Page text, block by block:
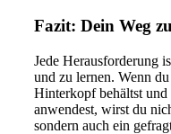
Fazit: Dein Weg
Jede Herausforderung
und zu lernen. Wenn
Hinterkopf behältst und
anwendest, wirst du
sondern auch ein